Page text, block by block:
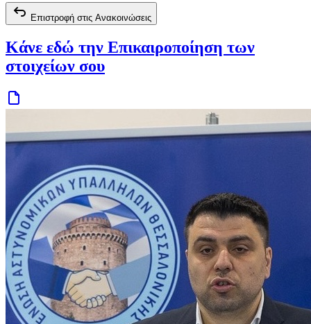
Επιστροφή στις Ανακοινώσεις
Κάνε εδώ την Επικαιροποίηση των
στοιχείων σου